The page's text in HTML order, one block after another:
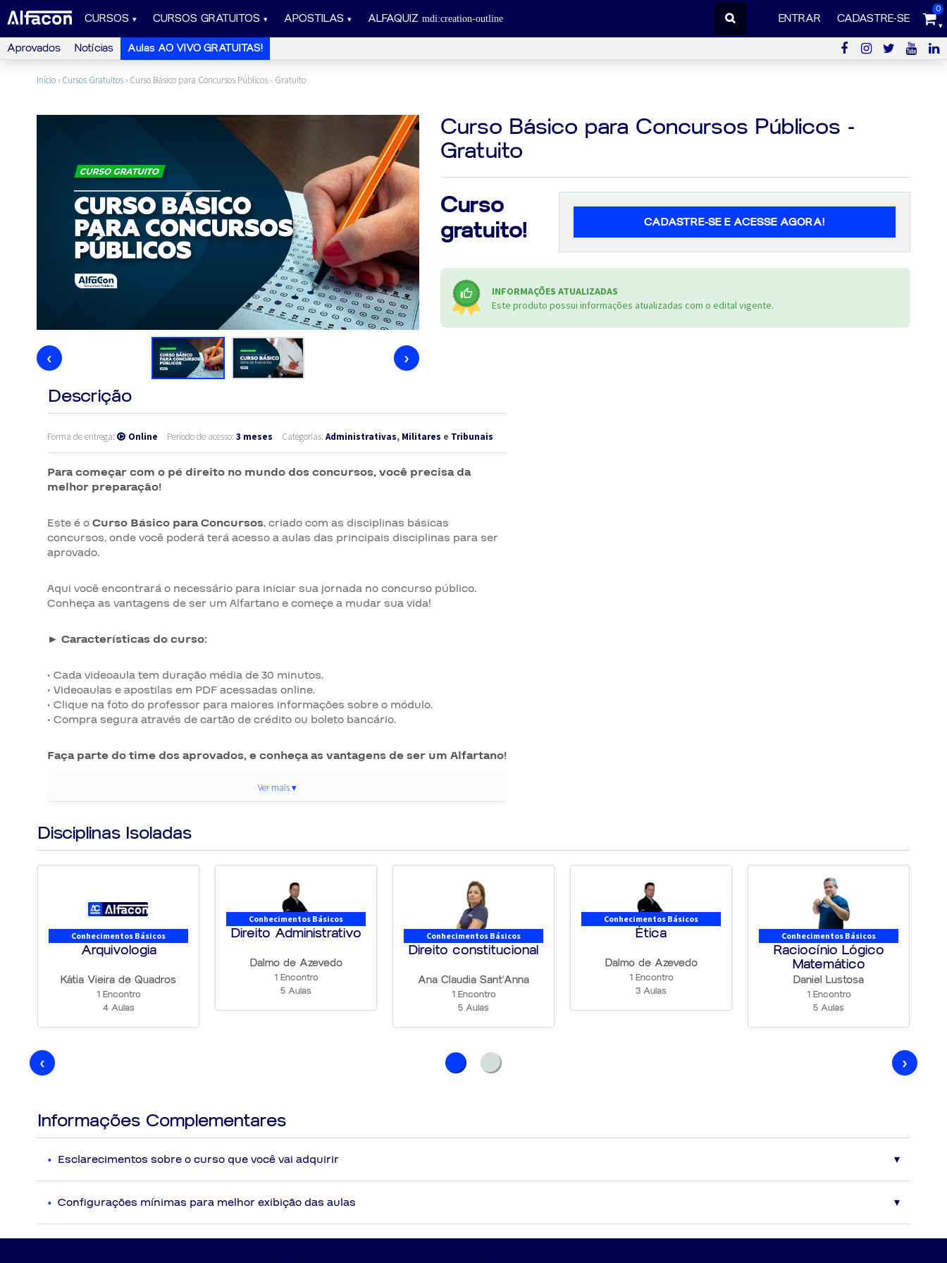
0
ENTRAR CADASTRE-SE
CURSOS CURSOS GRATUITOS APOSTILAS ALFAQUIZ
Aprovados Notícias Aulas AO VIVO GRATUITAS!
Início › Cursos Gratuitos › Curso Básico para Concursos Públicos - Gratuito
‹ ›
Curso Básico para Concursos Públicos -
Gratuito
Curso
gratuito!
CADASTRE-SE E ACESSE AGORA!
INFORMAÇÕES ATUALIZADAS
Este produto possui informações atualizadas com o edital vigente.
Descrição
Forma de entrega: Online Período de acesso: 3 meses Categorias: Administrativas, Militares e Tribunais
Para começar com o pé direito no mundo dos concursos, você precisa da
melhor preparação!
Este é oCurso Básico para Concursos, criado com as disciplinas básicas
concursos, onde você poderá terá acesso a aulas das principais disciplinas para ser
aprovado.
Aqui você encontrará o necessário para iniciar sua jornada no concurso público.
Conheça as vantagens de ser um Alfartano e começe a mudar sua vida!
► Características do curso:
• Cada videoaula tem duração média de 30 minutos.
• Videoaulas e apostilas em PDF acessadas online.
• Clique na foto do professor para maiores informações sobre o módulo.
• Compra segura através de cartão de crédito ou boleto bancário.
Faça parte do time dos aprovados, e conheça as vantagens de ser um Alfartano!
Garanta já o seu curso e comece a mudar a sua vida!
Ver mais ▾
Disciplinas Isoladas
Conhecimentos Básicos
Arquivologia
Kátia Vieira de Quadros
1 Encontro
4 Aulas
Conhecimentos Básicos
Direito Administrativo
Dalmo de Azevedo
1 Encontro
5 Aulas
Conhecimentos Básicos
Direito constitucional
Ana Claudia Sant'Anna
1 Encontro
5 Aulas
Conhecimentos Básicos
Ética
Dalmo de Azevedo
1 Encontro
3 Aulas
Conhecimentos Básicos
Raciocínio Lógico
Matemático
Daniel Lustosa
1 Encontro
5 Aulas
‹ ›
Informações Complementares
Esclarecimentos sobre o curso que você vai adquirir
Serão disponibilizadas ao aluno vídeoaulas com conteúdos atualizados na data das gravações e baseado com a perspectiva das principais bancas examinadoras. Eventuais modificações no
Eventualmente poderá ocorrer substituição de professores, sempre dado por motivo de caso fortuito ou força maior.
O material disponibilizado em PDF é totalmente dialógico e todo conteúdo terá referência direta com o material em vídeo.
Configurações mínimas para melhor exibição das aulas